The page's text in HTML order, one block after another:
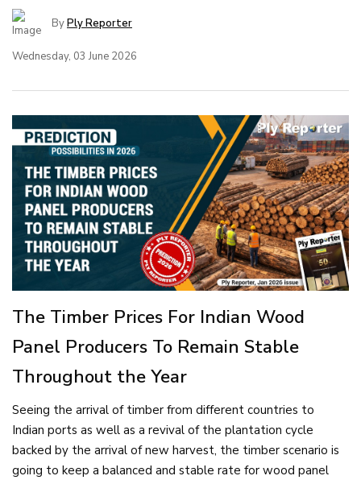
ByPly Reporter
Wednesday, 03 June 2026
The Timber Prices For Indian Wood
Panel Producers To Remain Stable
Throughout the Year
Seeing the arrival of timber from different countries to
Indian ports as well as a revival of the plantation cycle
backed by the arrival of new harvest, the timber scenario is
going to keep a balanced and stable rate for wood panel